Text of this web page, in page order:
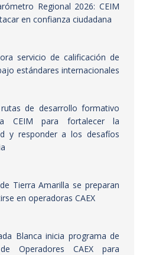
Regional 2026: CEIM
en confianza ciudadana
servicio de calificación de
estándares internacionales
de desarrollo formativo
CEIM para fortalecer la
y responder a los desafíos
Tierra Amarilla se preparan
en operadoras CAEX
Blanca inicia programa de
Operadores CAEX para